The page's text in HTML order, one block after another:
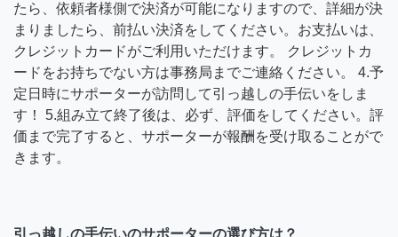
たら、依頼者様側で決済が可能になりますので、詳細が決
まりましたら、前払い決済をしてください。お支払いは、
クレジットカードがご利用いただけます。 クレジットカ
ードをお持ちでない方は事務局までご連絡ください。 4.予
定日時にサポーターが訪問して引っ越しの手伝いをしま
す！ 5.組み立て終了後は、必ず、評価をしてください。評
価まで完了すると、サポーターが報酬を受け取ることがで
きます。